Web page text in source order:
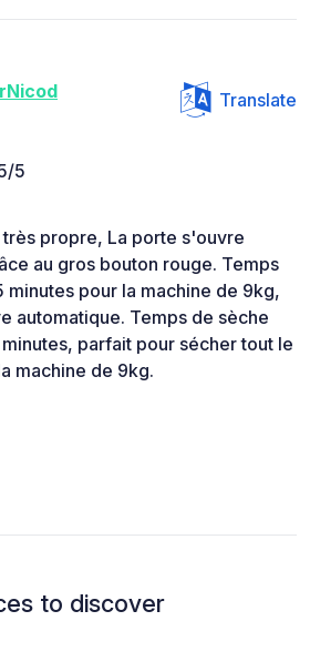
Translate
5
propre, La porte s'ouvre
au gros bouton rouge. Temps
minutes pour la machine de 9kg,
automatique. Temps de sèche
parfait pour sécher tout le
machine de 9kg.
to discover